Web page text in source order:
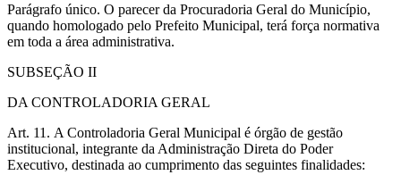
Parágrafo único. O parecer da Procuradoria Geral do Município,
quando homologado pelo Prefeito Municipal, terá força normativa
em toda a área administrativa.
SUBSEÇÃO II
DA CONTROLADORIA GERAL
Art. 11. A Controladoria Geral Municipal é órgão de gestão
institucional, integrante da Administração Direta do Poder
Executivo, destinada ao cumprimento das seguintes finalidades: